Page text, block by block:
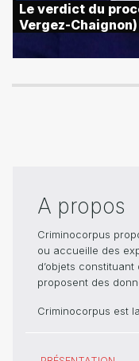
Le verdict du
Vergez-
A propos
Criminocorpus
ou accueille des
d’objets
proposent des
Criminocorpus est